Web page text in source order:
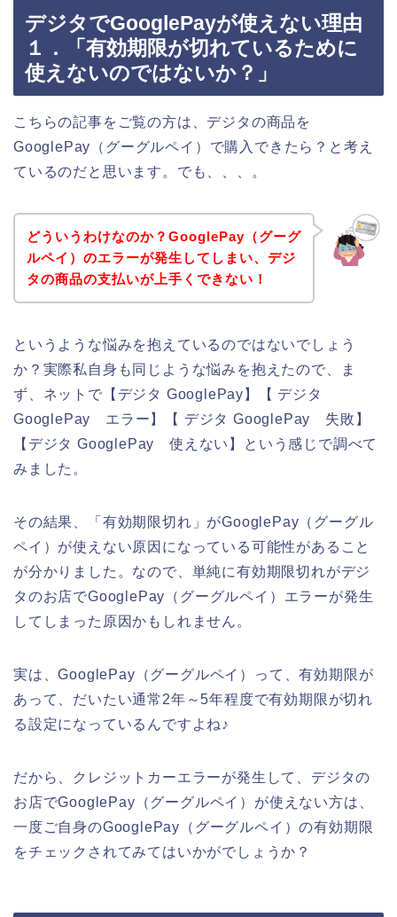
デジタでGooglePayが使えない理由
１．「有効期限が切れているために
使えないのではないか？」
こちらの記事をご覧の方は、デジタの商品を
GooglePay（グーグルペイ）で購入できたら？と考え
ているのだと思います。でも、、、。
どういうわけなのか？GooglePay（グーグ
ルペイ）のエラーが発生してしまい、デジ
タの商品の支払いが上手くできない！
というような悩みを抱えているのではないでしょう
か？実際私自身も同じような悩みを抱えたので、ま
ず、ネットで【デジタ GooglePay】【 デジタ
GooglePay エラー】【 デジタ GooglePay 失敗】
【デジタ GooglePay 使えない】という感じで調べて
みました。
その結果、「有効期限切れ」がGooglePay（グーグル
ペイ）が使えない原因になっている可能性があること
が分かりました。なので、単純に有効期限切れがデジ
タのお店でGooglePay（グーグルペイ）エラーが発生
してしまった原因かもしれません。
実は、GooglePay（グーグルペイ）って、有効期限が
あって、だいたい通常2年～5年程度で有効期限が切れ
る設定になっているんですよね♪
だから、クレジットカーエラーが発生して、デジタの
お店でGooglePay（グーグルペイ）が使えない方は、
一度ご自身のGooglePay（グーグルペイ）の有効期限
をチェックされてみてはいかがでしょうか？